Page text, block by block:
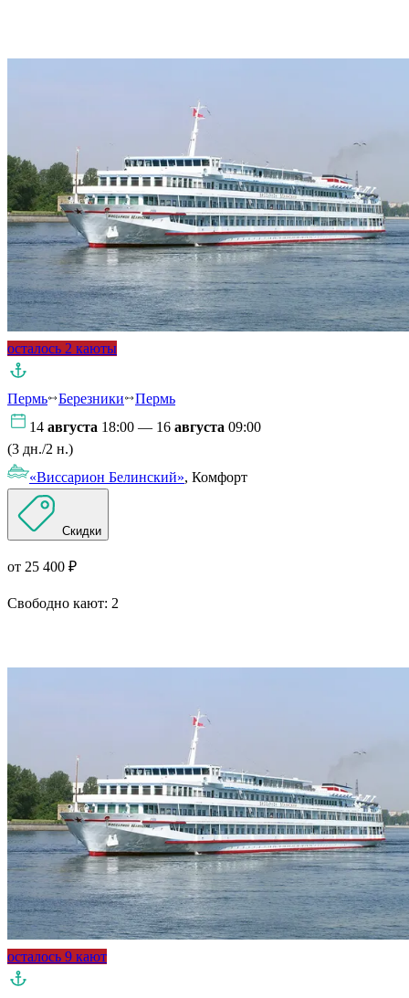
осталось 2 каюты
Пермь Березники
Пермь
14 августа 18:00 — 16 августа 09:00
(3 дн./2 н.)
«Виссарион Белинский», Комфорт
Скидки
от 25 400 ₽
Свободно кают: 2
осталось 9 кают